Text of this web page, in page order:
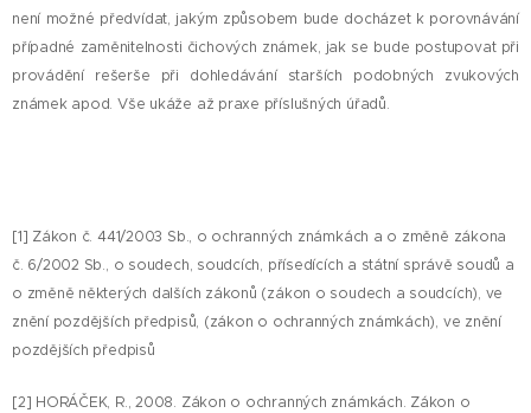
není možné předvídat, jakým způsobem bude docházet k porovnávání
případné zaměnitelnosti čichových známek, jak se bude postupovat při
provádění rešerše při dohledávání starších podobných zvukových
známek apod. Vše ukáže až praxe příslušných úřadů.
[1] Zákon č. 441/2003 Sb., o ochranných známkách a o změně zákona
č. 6/2002 Sb., o soudech, soudcích, přísedících a státní správě soudů a
o změně některých dalších zákonů (zákon o soudech a soudcích), ve
znění pozdějších předpisů, (zákon o ochranných známkách), ve znění
pozdějších předpisů
[2] HORÁČEK, R., 2008. Zákon o ochranných známkách. Zákon o